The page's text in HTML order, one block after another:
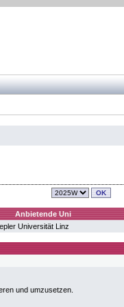
Anbietende Uni
Universität Linz
und umzusetzen.